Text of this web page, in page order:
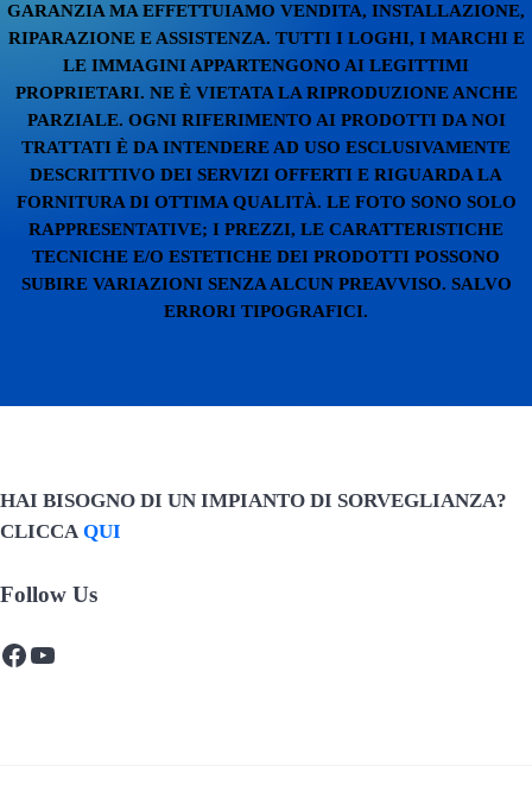
GARANZIA MA EFFETTUIAMO VENDITA, INSTALLAZIONE,
RIPARAZIONE E ASSISTENZA. TUTTI I LOGHI, I MARCHI E
LE IMMAGINI APPARTENGONO AI LEGITTIMI
PROPRIETARI. NE È VIETATA LA RIPRODUZIONE ANCHE
PARZIALE. OGNI RIFERIMENTO AI PRODOTTI DA NOI
TRATTATI È DA INTENDERE AD USO ESCLUSIVAMENTE
DESCRITTIVO DEI SERVIZI OFFERTI E RIGUARDA LA
FORNITURA DI OTTIMA QUALITÀ. LE FOTO SONO SOLO
RAPPRESENTATIVE; I PREZZI, LE CARATTERISTICHE
TECNICHE E/O ESTETICHE DEI PRODOTTI POSSONO
SUBIRE VARIAZIONI SENZA ALCUN PREAVVISO. SALVO
ERRORI TIPOGRAFICI.
HAI BISOGNO DI UN IMPIANTO DI SORVEGLIANZA?
CLICCAQUI
Follow Us
Facebook
YouTube